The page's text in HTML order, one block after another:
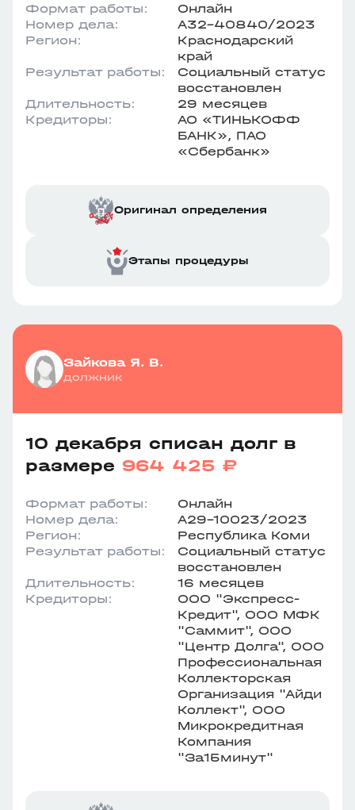
Формат работы:
Онлайн
Номер дела:
А32-40840/2023
Регион:
Краснодарский
край
Результат работы:
Социальный статус
восстановлен
Длительность:
29 месяцев
Кредиторы:
АО «ТИНЬКОФФ
БАНК», ПАО
«Сбербанк»
Оригинал определения
Этапы процедуры
Зайкова Я. В.
должник
10 декабря списан долг в
размере 964 425 ₽
Формат работы:
Онлайн
Номер дела:
А29-10023/2023
Регион:
Республика Коми
Результат работы:
Социальный статус
восстановлен
Длительность:
16 месяцев
Кредиторы:
ООО "Экспресс-
Кредит", ООО МФК
"Саммит", ООО
"Центр Долга", ООО
Профессиональная
Коллекторская
Организация "Айди
Коллект", ООО
Микрокредитная
Компания
"За15минут"